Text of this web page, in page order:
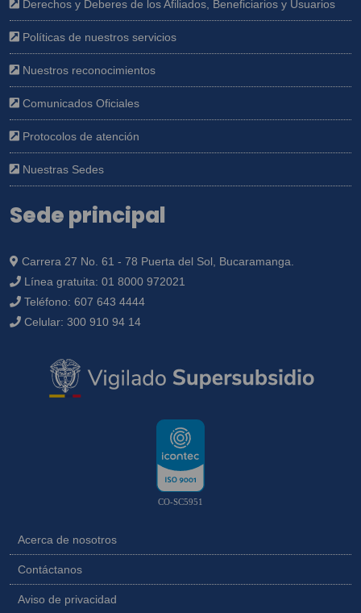
Derechos y Deberes de los Afiliados, Beneficiarios y Usuarios
Políticas de nuestros servicios
Nuestros reconocimientos
Comunicados Oficiales
Protocolos de atención
Nuestras Sedes
Sede principal
Carrera 27 No. 61 - 78 Puerta del Sol, Bucaramanga.
Línea gratuita: 01 8000 972021
Teléfono: 607 643 4444
Celular: 300 910 94 14
CO-SC5951
Acerca de nosotros
Contáctanos
Aviso de privacidad